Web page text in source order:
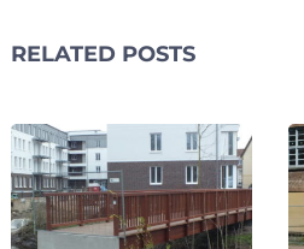
RELATED POSTS